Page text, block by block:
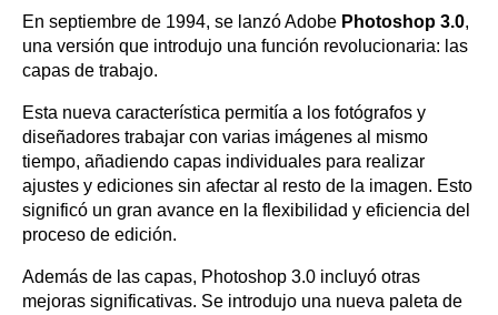
En septiembre de 1994, se lanzó Adobe Photoshop 3.0,
una versión que introdujo una función revolucionaria: las
capas de trabajo.
Esta nueva característica permitía a los fotógrafos y
diseñadores trabajar con varias imágenes al mismo
tiempo, añadiendo capas individuales para realizar
ajustes y ediciones sin afectar al resto de la imagen. Esto
significó un gran avance en la flexibilidad y eficiencia del
proceso de edición.
Además de las capas, Photoshop 3.0 incluyó otras
mejoras significativas. Se introdujo una nueva paleta de